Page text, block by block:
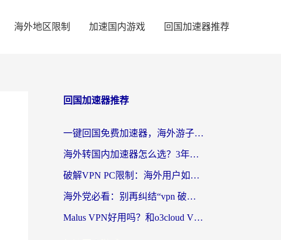
海外地区限制 加速国内游戏 回国加速器推荐
回国加速器推荐
一键回国免费加速器，海外游子的数字归乡路
海外转国内加速器怎么选？3年海外党亲测指南，无缝刷剧玩游戏不再难
破解VPN PC限制：海外用户如何选择回国加速器实现无缝访问国内资源
海外党必看：别再纠结“vpn 破解”，这样选回国加速器才能真正无缝访问国内资源
Malus VPN好用吗？和o3cloud VPN对比哪个回国效果更好？